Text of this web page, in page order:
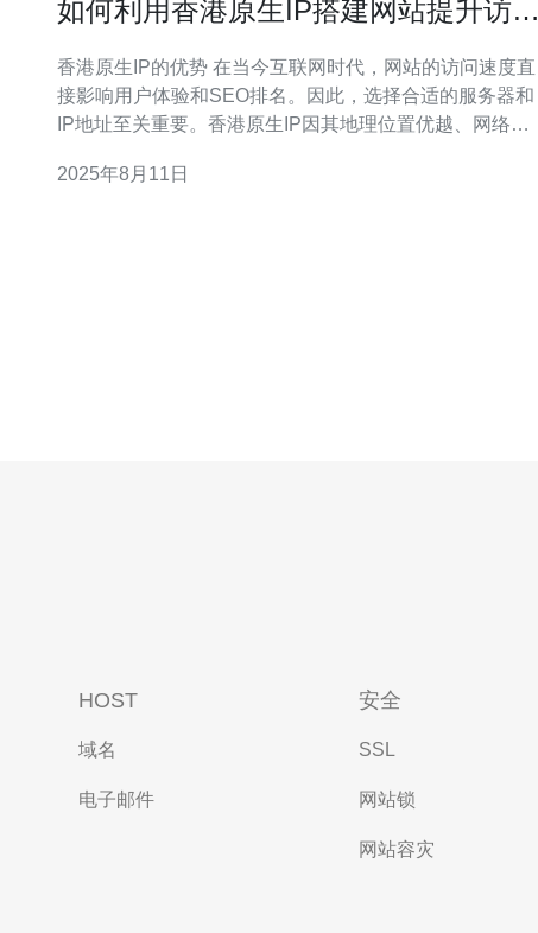
如何利用香港原生IP搭建网站提升访问
香港原生IP的优势 在当今互联网时代，网站的访问速度直
接影响用户体验和SEO排名。因此，选择合适的服务器和
IP地址至关重要。香港原生IP因其地理位置优越、网络基
时，香港的网络连接质量高，能够有效降低延迟，提供更
2025年8月11日
HOST
域名
电子邮件
安全
SSL
网站锁
网站容灾